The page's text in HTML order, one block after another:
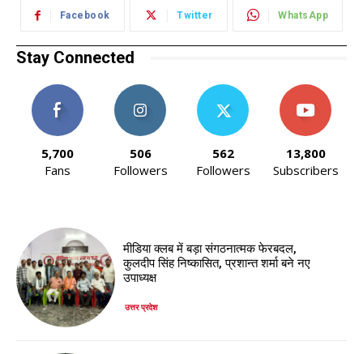
Facebook Twitter WhatsApp
Stay Connected
5,700
Fans
506
Followers
562
Followers
13,800
Subscribers
मीडिया क्लब में बड़ा संगठनात्मक फेरबदल,
कुलदीप सिंह निष्कासित, प्रशान्त शर्मा बने नए
उपाध्यक्ष
उत्तर प्रदेश